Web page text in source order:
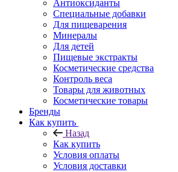
Антиоксиданты
Специальные добавки
Для пищеварения
Минералы
Для детей
Пищевые экстракты
Косметические средства
Контроль веса
Товары для животных
Косметические товары
Бренды
Как купить
Назад
Как купить
Условия оплаты
Условия доставки